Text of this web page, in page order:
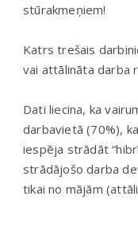
stūrakmeņiem!
Katrs trešais
vai attālināta darba
Dati liecina, ka
darbavietā (70%),
iespēja strādāt
strādājošo darba
tikai no mājām